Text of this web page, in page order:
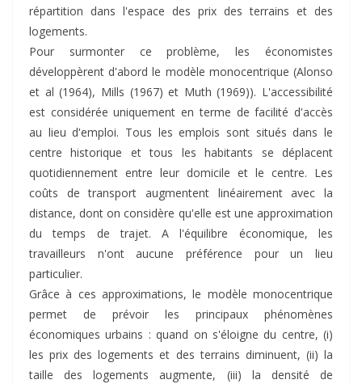
répartition dans l'espace des prix des terrains et des
logements.
Pour surmonter ce problème, les économistes
développèrent d'abord le modèle monocentrique (Alonso
et al (1964), Mills (1967) et Muth (1969)). L'accessibilité
est considérée uniquement en terme de facilité d'accès
au lieu d'emploi. Tous les emplois sont situés dans le
centre historique et tous les habitants se déplacent
quotidiennement entre leur domicile et le centre. Les
coûts de transport augmentent linéairement avec la
distance, dont on considère qu'elle est une approximation
du temps de trajet. A l'équilibre économique, les
travailleurs n'ont aucune préférence pour un lieu
particulier.
Grâce à ces approximations, le modèle monocentrique
permet de prévoir les principaux phénomènes
économiques urbains : quand on s'éloigne du centre, (i)
les prix des logements et des terrains diminuent, (ii) la
taille des logements augmente, (iii) la densité de